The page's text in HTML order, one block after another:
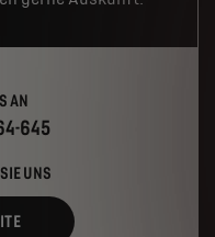
AN
645
UNS